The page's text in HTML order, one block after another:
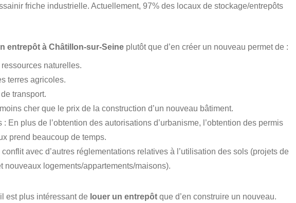
friche industrielle. Actuellement, 97% des locaux de stockage/entrepôts
entrepôt à Châtillon-sur-Seineplutôt que d’en créer un nouveau permet de :
naturelles.
terres agricoles.
transport.
cher que le prix de la construction d’un nouveau bâtiment.
: En plus de l’obtention des autorisations d’urbanisme, l’obtention des permis
prend beaucoup de temps.
avec d’autres réglementations relatives à l’utilisation des sols (projets de
nouveaux logements/appartements/maisons).
est plus intéressant de louer un entrepôt que d’en construire un nouveau.